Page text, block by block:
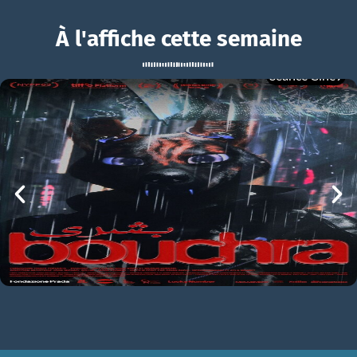
Les Légendaires
Les Légendaires Bande-annonce VF
À l'affiche cette semaine
BOUCHRA
mer 05/08
21h00